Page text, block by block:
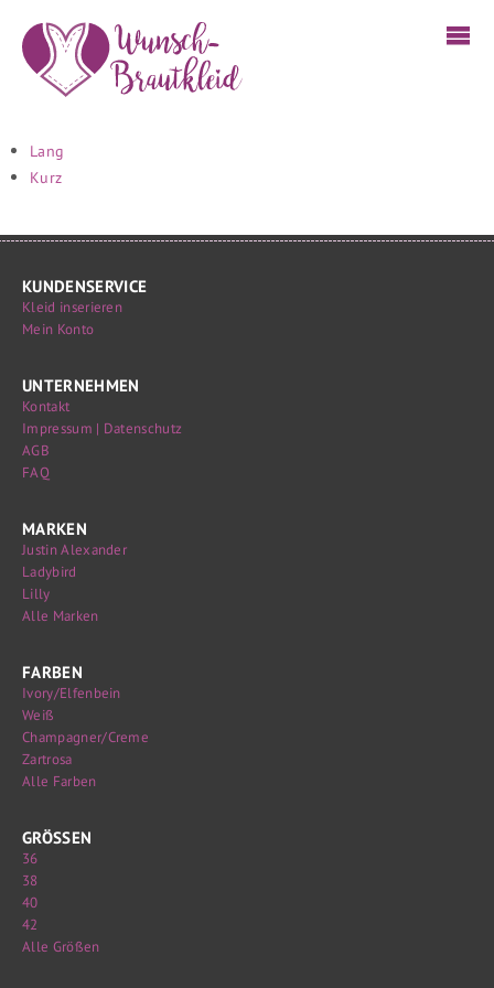
Lang
Kurz
KUNDENSERVICE
Kleid inserieren
Mein Konto
UNTERNEHMEN
Kontakt
Impressum | Datenschutz
AGB
FAQ
MARKEN
Justin Alexander
Ladybird
Lilly
Alle Marken
FARBEN
Ivory/Elfenbein
Weiß
Champagner/Creme
Zartrosa
Alle Farben
GRÖSSEN
36
38
40
42
Alle Größen